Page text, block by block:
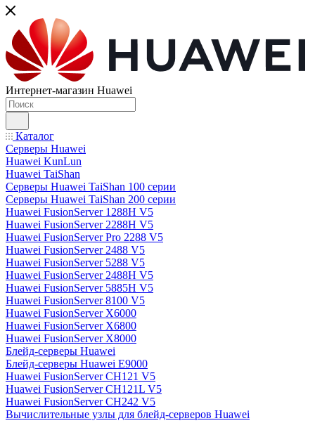
Интернет-магазин Huawei
Каталог
Серверы Huawei
Huawei KunLun
Huawei TaiShan
Серверы Huawei TaiShan 100 серии
Серверы Huawei TaiShan 200 серии
Huawei FusionServer 1288H V5
Huawei FusionServer 2288H V5
Huawei FusionServer Pro 2288 V5
Huawei FusionServer 2488 V5
Huawei FusionServer 5288 V5
Huawei FusionServer 2488H V5
Huawei FusionServer 5885H V5
Huawei FusionServer 8100 V5
Huawei FusionServer X6000
Huawei FusionServer X6800
Huawei FusionServer X8000
Блейд-серверы Huawei
Блейд-серверы Huawei E9000
Huawei FusionServer CH121 V5
Huawei FusionServer CH121L V5
Huawei FusionServer CH242 V5
Вычислительные узлы для блейд-серверов Huawei